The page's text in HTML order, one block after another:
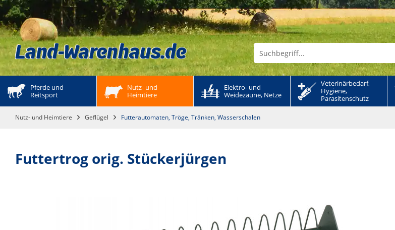
Pferde und
Reitsport
Nutz- und
Heimtiere
Elektro- und
Weidezäune, Netze
Veterinärbedarf,
Hygiene,
Parasitenschutz
Nutz- und Heimtiere Geflügel Futterautomaten, Tröge, Tränken, Wasserschalen
Futtertrog orig. Stückerjürgen